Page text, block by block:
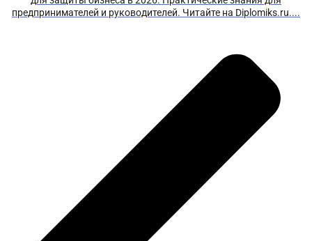
предпринимателей и руководителей. Читайте на Diplomiks.ru....